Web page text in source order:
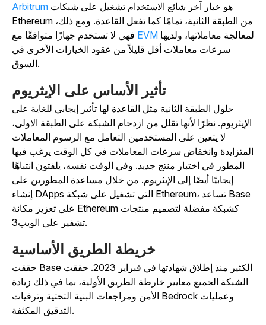
Arbitrum هو خيار آخر شائع الاستخدام تشغيل على شبكات
Ethereum من الطبقة الثانية، تمامًا كما تفعل القاعدة. ومع ذلك،
فهي لا تستخدم جهازًا متوافقًا معEVMلمعالجة معاملاتها، ولديها
سرعات معاملات أقل قليلاً من عقود الخيارات الأخرى في
تأثير الأساس على الإيثريوم
حلول الطبقة الثانية مثل القاعدة لها تأثير إيجابي للغاية على
الإيثريوم. نظرًا لأنها تقلل من ازدحام الشبكة على الطبقة الاولى،
لا يتعين على المستخدمين التعامل مع الرسوم المعاملات
وانخفاض سرعات المعاملات في كل الوقت يرغب فيها
المطور في اختبار منتج جديد. وفي الوقت نفسه، يلفتون انتباهًا
إيجابيًا أيضًا إلى الإيثريوم. من خلال مساعدة المطورين على
إنشاء DApps التي تشغيل على شبكة Ethereum، تساعد Base
على تعزيز مكانة Ethereum كشبكة مفضلة لتصميم منتجات
خريطة الطريق الأساسية
حققت Base الكثير منذ إطلاق شهادتها في فبراير 2023. حققت
الشبكة الجميع معايير خارطة الطريق الأولية، بما في ذلك زيادة
الأمن ومراجعات البنية التحتية وترقيات Bedrock وعمليات